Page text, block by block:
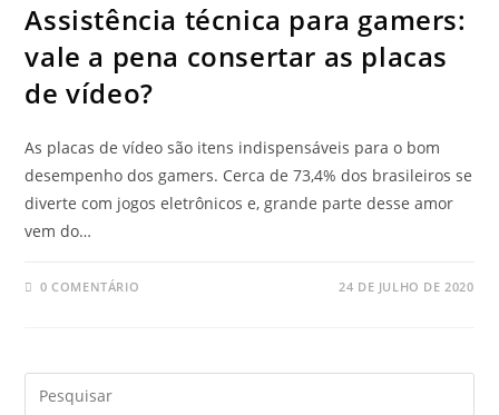
Assistência técnica para gamers:
vale a pena consertar as placas
de vídeo?
As placas de vídeo são itens indispensáveis para o bom
desempenho dos gamers. Cerca de 73,4% dos brasileiros se
diverte com jogos eletrônicos e, grande parte desse amor
vem do…
0 COMENTÁRIO 24 DE JULHO DE 2020